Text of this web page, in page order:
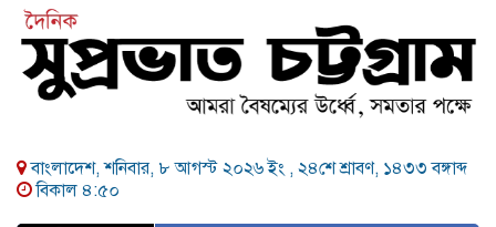
বাংলাদেশ, শনিবার, ৮ আগস্ট ২০২৬ ইং , ২৪শে শ্রাবণ, ১৪৩৩ বঙ্গাব্দ
বিকাল ৪:৫০